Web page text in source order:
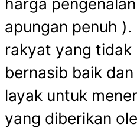
apungan penuh
rakyat yang tidak
bernasib baik
layak untuk
yang diberikan